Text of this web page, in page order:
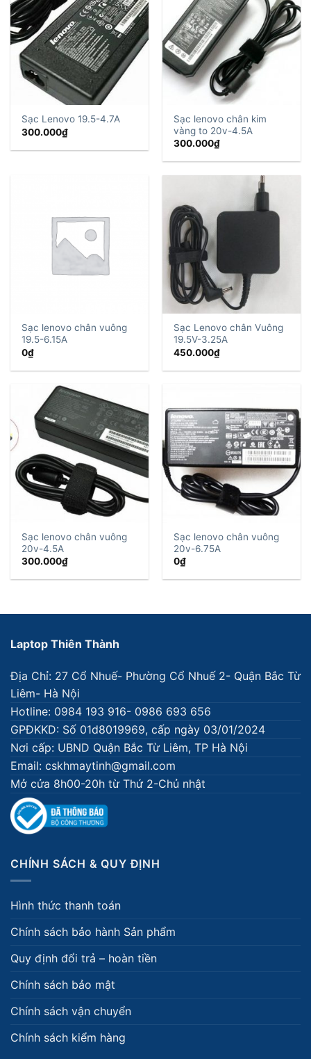
Sạc Lenovo 19.5-4.7A
300.000₫
Sạc lenovo chân kim
vàng to 20v-4.5A
300.000₫
Sạc lenovo chân vuông
19.5-6.15A
0₫
Sạc Lenovo chân Vuông
19.5V-3.25A
450.000₫
Sạc lenovo chân vuông
20v-4.5A
300.000₫
Sạc lenovo chân vuông
20v-6.75A
0₫
Laptop Thiên Thành
Địa Chỉ: 27 Cổ Nhuế- Phường Cổ Nhuế 2- Quận Bắc Từ
Liêm- Hà Nội
Hotline: 0984 193 916- 0986 693 656
GPĐKKD: Số 01d8019969, cấp ngày 03/01/2024
Nơi cấp: UBND Quận Bắc Từ Liêm, TP Hà Nội
Email: cskhmaytinh@gmail.com
Mở cửa 8h00-20h từ Thứ 2-Chủ nhật
CHÍNH SÁCH & QUY ĐỊNH
Hình thức thanh toán
Chính sách bảo hành Sản phẩm
Quy định đổi trả – hoàn tiền
Chính sách bảo mật
Chính sách vận chuyển
Chính sách kiểm hàng